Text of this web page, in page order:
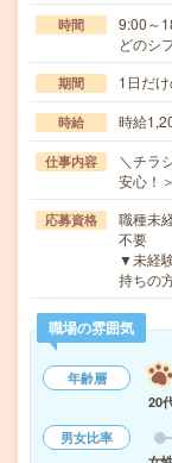
時間
9:00～
どのシ
期間 1日だ
時給 時給
仕事内容
＼チラ
安心！
応募資格
職種未
不要
▼未経
持ちの
職場の雰囲気
年齢層
20
男女比率